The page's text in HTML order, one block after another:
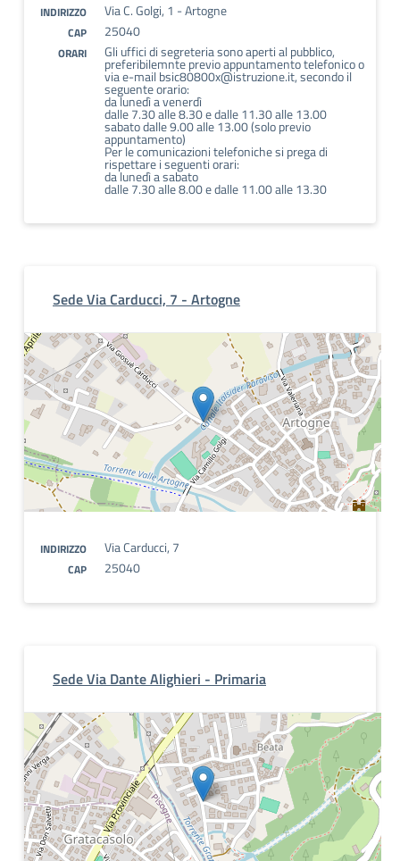
INDIRIZZO Via C. Golgi, 1 - Artogne
CAP 25040
ORARI Gli uffici di segreteria sono aperti al pubblico,
preferibilemnte previo appuntamento telefonico o
via e-mail bsic80800x@istruzione.it, secondo il
seguente orario:
da lunedì a venerdì
dalle 7.30 alle 8.30 e dalle 11.30 alle 13.00
sabato dalle 9.00 alle 13.00 (solo previo
appuntamento)
Per le comunicazioni telefoniche si prega di
rispettare i seguenti orari:
da lunedì a sabato
dalle 7.30 alle 8.00 e dalle 11.00 alle 13.30
Sede Via Carducci, 7 - Artogne
INDIRIZZO Via Carducci, 7
CAP 25040
Sede Via Dante Alighieri - Primaria